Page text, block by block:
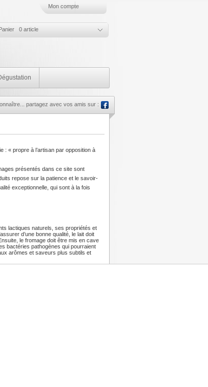
Mon compte
0 article
partagez avec vos amis sur :
: « propre à l’artisan par opposition à
présentés dans ce site sont
repose sur la patience et le savoir-
exceptionnelle, qui sont à la fois
lactiques naturels, ses propriétés et
d’une bonne qualité, le lait doit
le fromage doit être mis en cave
bactéries pathogènes qui pourraient
arômes et saveurs plus subtils et